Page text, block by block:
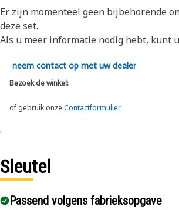
Er zijn momenteel geen bijbehorende
deze set.
Als u meer informatie nodig hebt, kunt u
neem contact op met uw dealer
Bezoek de winkel:
of gebruik onze Contactformulier
.
Sleutel
Passend volgens fabrieksopgave